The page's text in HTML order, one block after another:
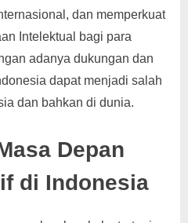
dan memperkuat
Intelektual bagi para
adanya dukungan dan
dapat menjadi salah
dan bahkan di dunia.
Depan
di Indonesia